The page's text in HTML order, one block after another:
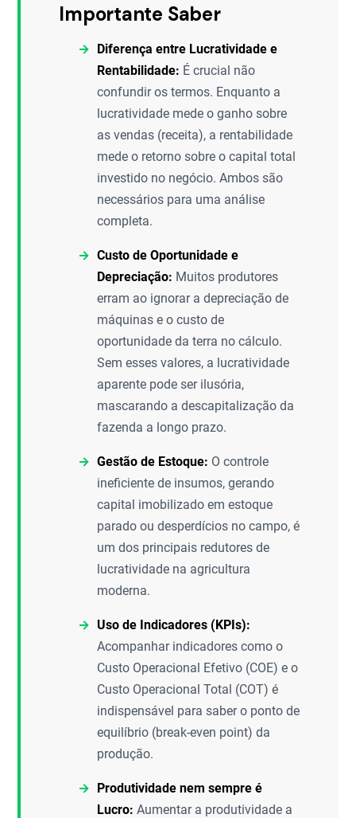
Importante Saber
Diferença entre Lucratividade e
Rentabilidade: É crucial não
confundir os termos. Enquanto a
lucratividade mede o ganho sobre
as vendas (receita), a rentabilidade
mede o retorno sobre o capital total
investido no negócio. Ambos são
necessários para uma análise
completa.
Custo de Oportunidade e
Depreciação: Muitos produtores
erram ao ignorar a depreciação de
máquinas e o custo de
oportunidade da terra no cálculo.
Sem esses valores, a lucratividade
aparente pode ser ilusória,
mascarando a descapitalização da
fazenda a longo prazo.
Gestão de Estoque: O controle
ineficiente de insumos, gerando
capital imobilizado em estoque
parado ou desperdícios no campo, é
um dos principais redutores de
lucratividade na agricultura
moderna.
Uso de Indicadores (KPIs):
Acompanhar indicadores como o
Custo Operacional Efetivo (COE) e o
Custo Operacional Total (COT) é
indispensável para saber o ponto de
equilíbrio (break-even point) da
produção.
Produtividade nem sempre é
Lucro: Aumentar a produtividade a